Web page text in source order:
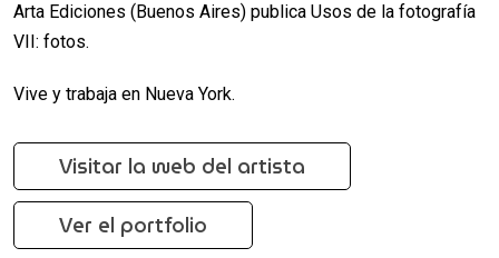
Arta Ediciones (Buenos Aires) publica Usos de la fotografía
VII: fotos.
Vive y trabaja en Nueva York.
Visitar la web del artista
Ver el portfolio